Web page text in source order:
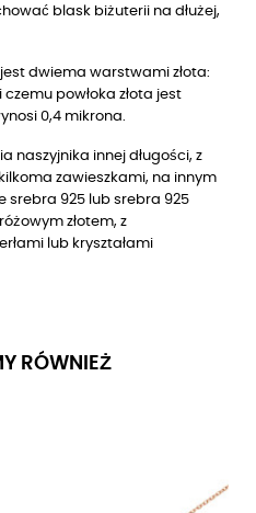
blask biżuterii na dłużej,
dwiema warstwami złota:
powłoka złota jest
0,4 mikrona.
naszyjnika innej długości, z
zawieszkami, na innym
srebra 925 lub srebra 925
złotem, z
lub kryształami
RÓWNIEŻ